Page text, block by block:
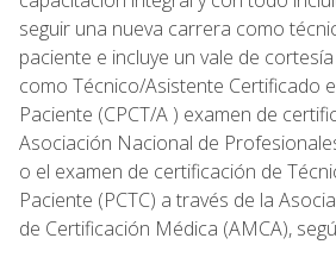
seguir una nueva carrera como
paciente e incluye un vale de
como Técnico/Asistente Certificado
Paciente (CPCT/A ) examen de
Asociación Nacional de
o el examen de certificación de
Paciente (PCTC) a través de la
de Certificación Médica (AMCA),